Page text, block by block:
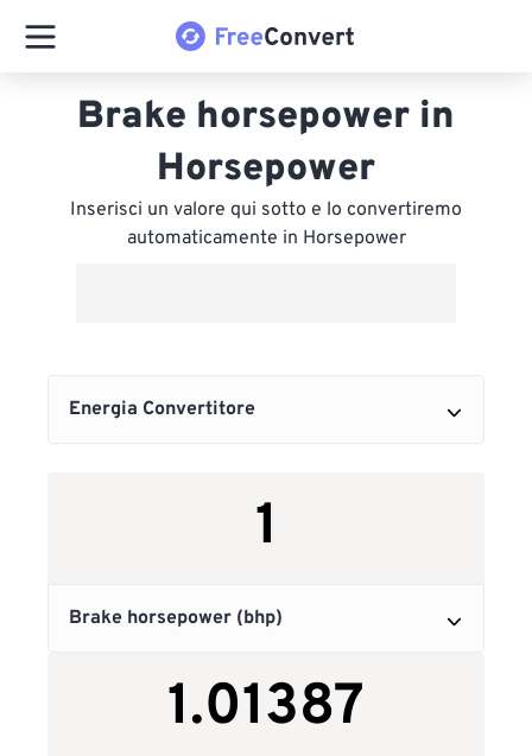
Brake horsepower in
Horsepower
Inserisci un valore qui sotto e lo convertiremo
automaticamente in Horsepower